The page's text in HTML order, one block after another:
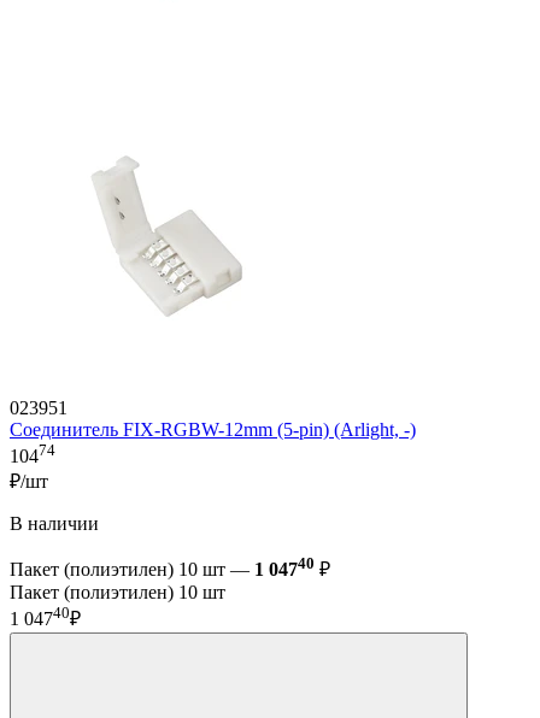
023951
Соединитель FIX-RGBW-12mm (5-pin) (Arlight, -)
10474
₽/шт
В наличии
Пакет (полиэтилен) 10 шт — 1 04740 ₽
Пакет (полиэтилен) 10 шт
1 04740₽